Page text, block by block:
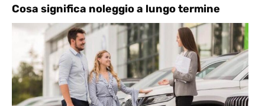
Cosa significa noleggio a lungo termine